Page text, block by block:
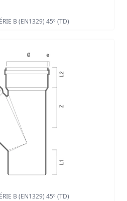
B (EN1329) 45º (TD)
B (EN1329) 45º (TD)